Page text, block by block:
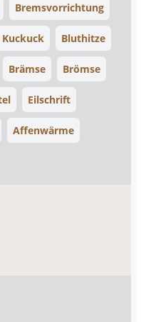
Bremsvorrichtung
Bluthitze
Brämse Brömse
Eilschrift
Affenwärme